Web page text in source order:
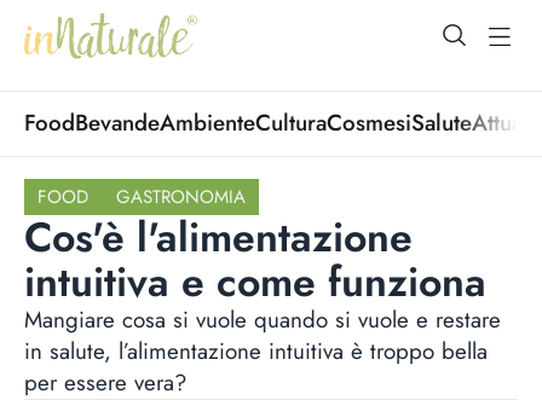
open
FoodBevandeAmbienteCulturaCosmesiSalute
FOOD GASTRONOMIA
Cos'è l'alimentazione
intuitiva e come funziona
Mangiare cosa si vuole quando si vuole e restare
in salute, l’alimentazione intuitiva è troppo bella
per essere vera?